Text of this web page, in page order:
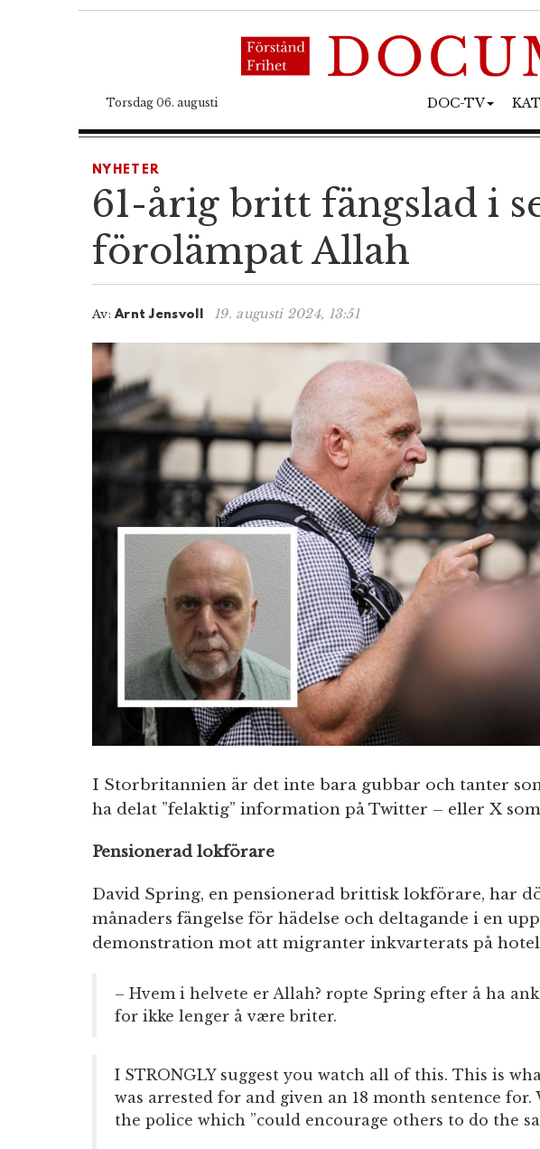
Torsdag 06. augusti DOC-TV
NYHETER
61-årig britt fängslad i
förolämpat Allah
Av: Arnt Jensvoll 19. augusti 2024, 13:51
I Storbritannien är det inte bara gubbar och tanter
ha delat ”felaktig” information på Twitter – eller X
Pensionerad lokförare
David Spring, en pensionerad brittisk lokförare, har
månaders fängelse för hädelse och deltagande i en
demonstration mot att migranter inkvarterats på
– Hvem i helvete er Allah? ropte Spring efter å ha
for ikke lenger å være briter.
I STRONGLY suggest you watch all of this. This is
was arrested for and given an 18 month sentence for.
the police which ”could encourage others to do the